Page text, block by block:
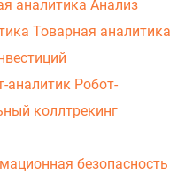
аналитика Анализ
Товарная аналитика
аналитик Робот-
коллтрекинг
безопасность